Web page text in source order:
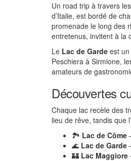
Un road trip à travers
d’Italie, est bordé de
promenade le long des
entretenus, invitent à la
Le Lac de Garde est
Peschiera à Sirmione,
amateurs de
Découvertes
Chaque lac recèle des
lieu de rêve, tandis que l’
🏞️ Lac de Côme
🌊 Lac de Garde
🏰 Lac Maggiore